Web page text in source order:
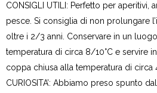
CONSIGLI UTILI: Perfetto per aperitivi,
pesce. Si consiglia di non prolungare
oltre i 2/3 anni. Conservare in un
temperatura di circa 8/10°C e servire
coppa chiusa alla temperatura di circa
CURIOSITA’: Abbiamo preso spunto